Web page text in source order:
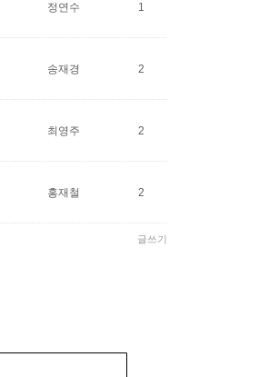
정연수 1
송재경 2
최영주 2
홍재철 2
글쓰기